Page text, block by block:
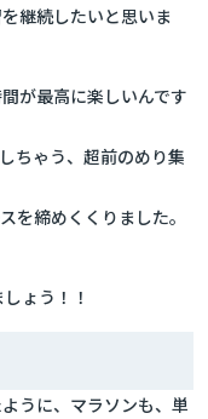
継続したいと思いま
が最高に楽しいんです
ちゃう、超前のめり集
を締めくくりました。
ょう！！
うに、マラソンも、単